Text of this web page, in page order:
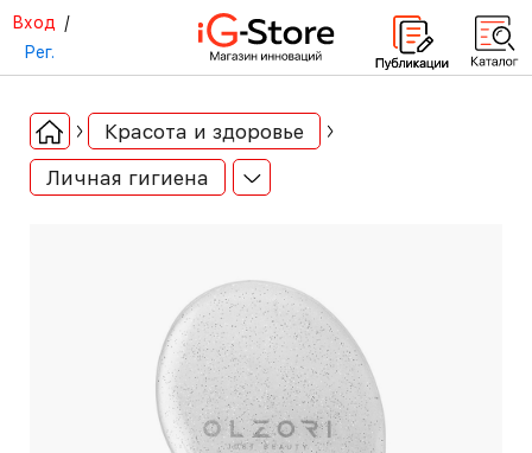
Вход /
Рег.
Красота и здоровье
Личная гигиена